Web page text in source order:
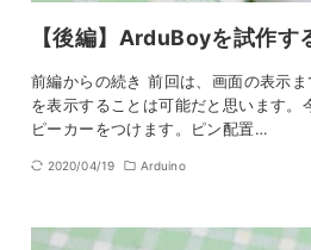
【後編】ArduBoyを試作
前編からの続き 前回は、画面の表示
を表示することは可能だと思います
ピーカーをつけます。ピン配置…
2020/04/19 Arduino